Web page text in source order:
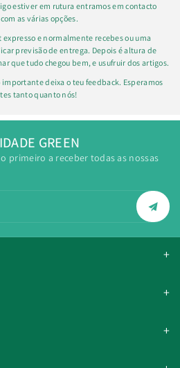
estiver em rutura entramos em contacto
as várias opções.
expresso e normalmente recebes ou uma
previsão de entrega. Depois é altura de
que tudo chegou bem, e usufruir dos artigos.
deixa o teu feedback. Esperamos
tanto quanto nós!
GREEN
primeiro a receber todas as nossas